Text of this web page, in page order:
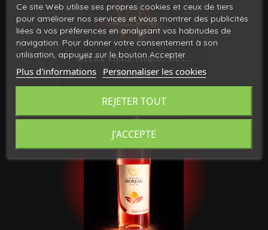
Extra Vieux Pineau Des...
39,50 €
Ce site Web utilise ses propres cookies et ceux de tiers
pour améliorer nos services et vous montrer des publicités
liées à vos préférences en analysant vos habitudes de
navigation. Pour donner votre consentement à son
utilisation, appuyez sur le bouton Accepter.
Plus d'informations Personnaliser les cookies
REJETER TOUT
J'ACCEPTE